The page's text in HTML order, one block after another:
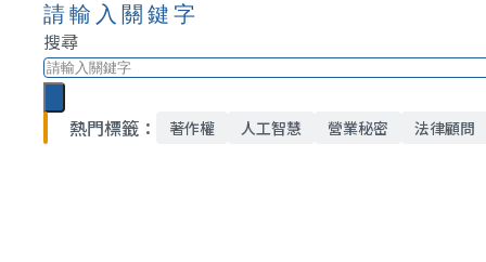
請輸入關鍵字
搜尋
熱門標籤： 著作權 人工智慧 營業秘密 法律顧問